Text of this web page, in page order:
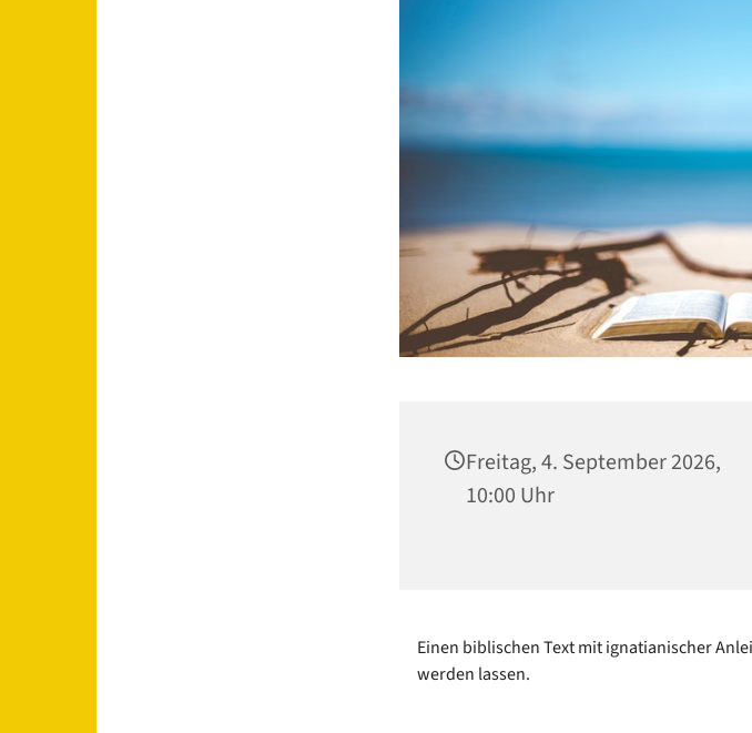
Freitag, 4. September 2026,
10:00 Uhr
Einen biblischen Text mit ignatianischer
werden lassen.